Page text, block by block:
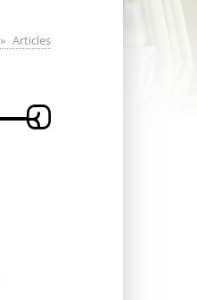
Articles